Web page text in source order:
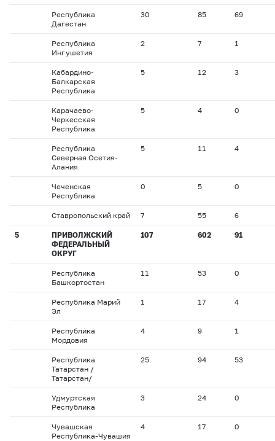
Республика
Дагестан
30 85 69
Республика
Ингушетия
2 7 1
Кабардино-
Балкарская
Республика
5 12 3
Карачаево-
Черкесская
Республика
5 4 0
Республика
Северная Осетия-
Алания
5 11 4
Чеченская
Республика
0 5 0
Ставропольский край 7 55 6
5
ПРИВОЛЖСКИЙ
ФЕДЕРАЛЬНЫЙ
ОКРУГ
107 602 91
Республика
Башкортостан
11 53 0
Республика Марий
Эл
1 17 4
Республика
Мордовия
4 9 1
Республика
Татарстан /
Татарстан/
25 94 53
Удмуртская
Республика
3 24 0
Чувашская
Республика-Чувашия
4 17 0